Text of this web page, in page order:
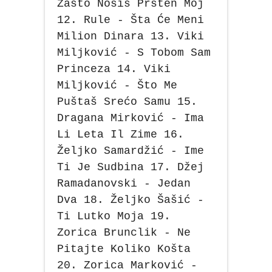
Zašto Nosiš Prsten Moj
12. Rule - Šta Će Meni
Milion Dinara 13. Viki
Miljković - S Tobom Sam
Princeza 14. Viki
Miljković - Što Me
Puštaš Srećo Samu 15.
Dragana Mirković - Ima
Li Leta Il Zime 16.
Željko Samardžić - Ime
Ti Je Sudbina 17. Džej
Ramadanovski - Jedan
Dva 18. Željko Šašić -
Ti Lutko Moja 19.
Zorica Brunclik - Ne
Pitajte Koliko Košta
20. Zorica Marković -